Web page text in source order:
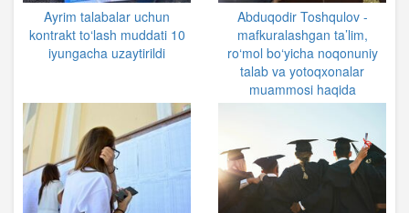
Ayrim talabalar uchun
kontrakt to‘lash muddati 10
iyungacha uzaytirildi
Abduqodir Toshqulov -
mafkuralashgan ta’lim,
ro‘mol bo‘yicha noqonuniy
talab va yotoqxonalar
muammosi haqida